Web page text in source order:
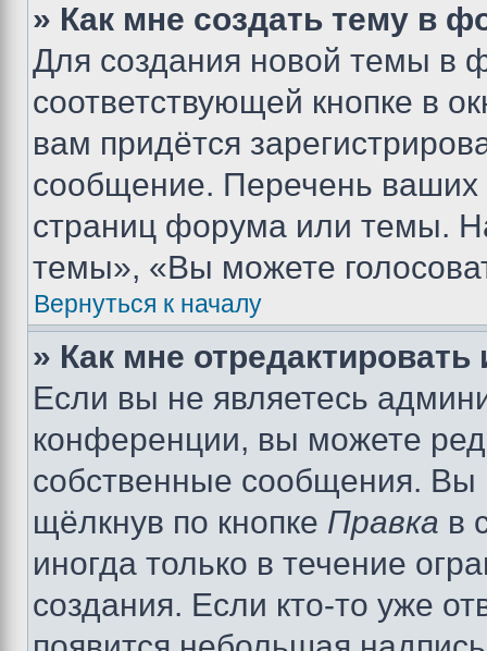
» Как мне создать тему в
Для создания новой темы в
соответствующей кнопке в
вам придётся
сообщение. Перечень ваших
страниц форума или темы.
темы», «Вы можете
Вернуться к началу
» Как мне
Если вы не являетесь
конференции, вы можете
собственные сообщения. Вы
щёлкнув по кнопке Правка в
иногда только в течение
создания. Если кто-то уже